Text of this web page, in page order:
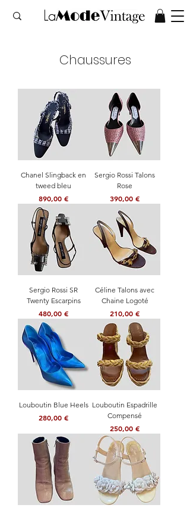
Chaussures
Chanel Slingback en
tweed bleu
Prix
890,00 €
Sergio Rossi Talons
Rose
Prix
390,00 €
Sergio Rossi SR
Twenty Escarpins
Prix
480,00 €
Céline Talons avec
Chaine Logoté
Prix
210,00 €
Louboutin Blue Heels
Prix
280,00 €
Louboutin Espadrille
Compensé
Prix
250,00 €